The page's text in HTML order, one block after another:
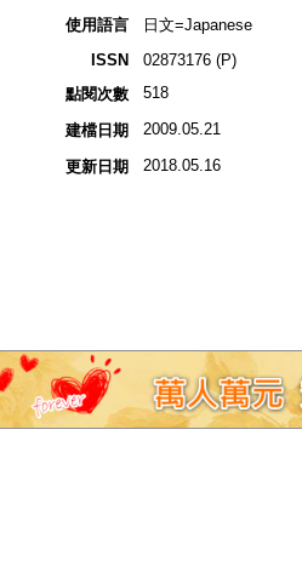
使用語言
日文=Japanese
ISSN
02873176 (P)
點閱次數
518
建檔日期 2009.05.21
更新日期 2018.05.16